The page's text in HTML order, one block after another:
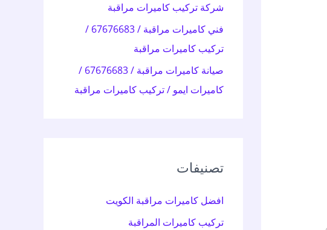
شركة تركيب كاميرات مراقبة
فني كاميرات مراقبة / 67676683 /
تركيب كاميرات مراقبة
صيانة كاميرات مراقبة / 67676683 /
كاميرات ايمو / تركيب كاميرات مراقبة
تصنيفات
افضل كاميرات مراقبة الكويت
تركيب كاميرات المراقبة